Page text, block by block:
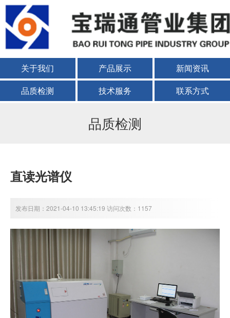
关于我们 产品展示
新闻资讯
品质检测
技术服务 联系方式
品质检测
直读光谱仪
发布日期：2021-04-10 13:45:19 访问次数：1157